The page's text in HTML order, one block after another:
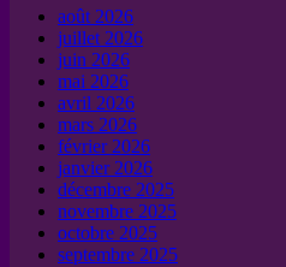
août 2026
juillet 2026
juin 2026
mai 2026
avril 2026
mars 2026
février 2026
janvier 2026
décembre 2025
novembre 2025
octobre 2025
septembre 2025